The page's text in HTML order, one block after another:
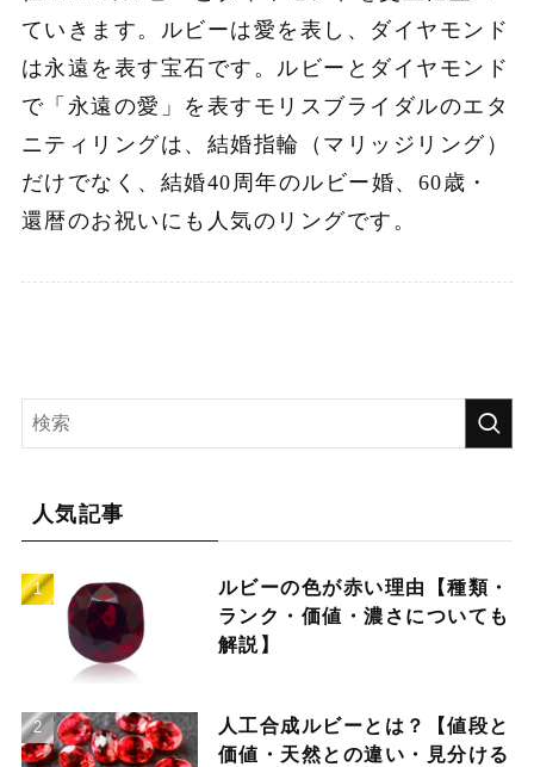
ていきます。ルビーは愛を表し、ダイヤモンド
は永遠を表す宝石です。ルビーとダイヤモンド
で「永遠の愛」を表すモリスブライダルのエタ
ニティリングは、結婚指輪（マリッジリング）
だけでなく、結婚40周年のルビー婚、60歳・
還暦のお祝いにも人気のリングです。
人気記事
ルビーの色が赤い理由【種類・
ランク・価値・濃さについても
解説】
人工合成ルビーとは？【値段と
価値・天然との違い・見分ける